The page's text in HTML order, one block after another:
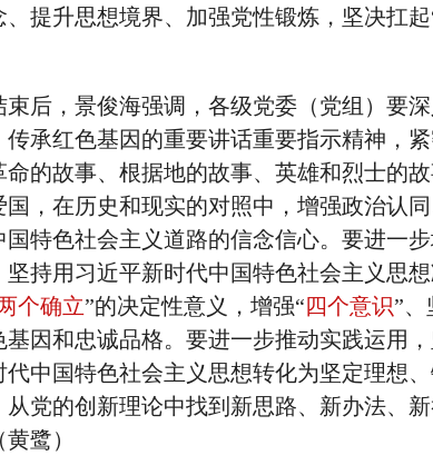
、提升思想境界、加强党性锻炼，坚决扛起
束后，景俊海强调，各级党委（党组）要
传承红色基因的重要讲话重要指示精神，
命的故事、根据地的故事、英雄和烈士的
国，在历史和现实的对照中，增强政治认
国特色社会主义道路的信念信心。要进一
坚持用习近平新时代中国特色社会主义思
个确立”的决定性意义，增强“四个意识”、
基因和忠诚品格。要进一步推动实践运用
代中国特色社会主义思想转化为坚定理想
从党的创新理论中找到新思路、新办法、
鹭）